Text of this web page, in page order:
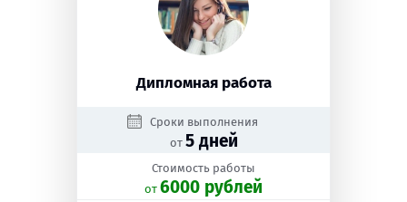
Дипломная работа
Сроки выполнения
от 5 дней
Стоимость работы
oт 6000 рублей